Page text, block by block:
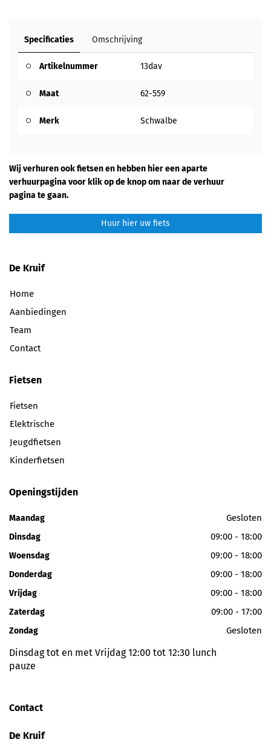
Specificaties Omschrijving
Artikelnummer 13dav
Maat 62-559
Merk Schwalbe
Wij verhuren ook fietsen en hebben hier een aparte
verhuurpagina voor klik op de knop om naar de verhuur
pagina te gaan.
Huur hier uw fiets
De Kruif
Home
Aanbiedingen
Team
Contact
Fietsen
Fietsen
Elektrische
Jeugdfietsen
Kinderfietsen
Openingstijden
Maandag Gesloten
Dinsdag 09:00 - 18:00
Woensdag 09:00 - 18:00
Donderdag 09:00 - 18:00
Vrijdag 09:00 - 18:00
Zaterdag 09:00 - 17:00
Zondag Gesloten
Dinsdag tot en met Vrijdag 12:00 tot 12:30 lunch
pauze
Contact
De Kruif